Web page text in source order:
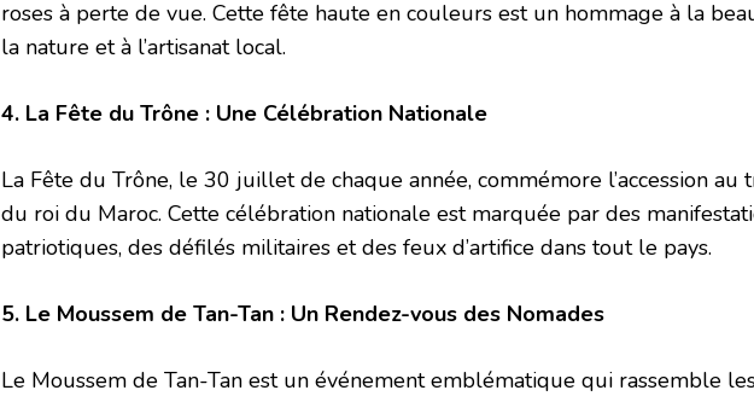
roses à perte de vue. Cette fête haute en couleurs est un hommage à la
la nature et à l’artisanat local.
4. La Fête du Trône : Une Célébration Nationale
La Fête du Trône, le 30 juillet de chaque année, commémore l’accession au
du roi du Maroc. Cette célébration nationale est marquée par des
patriotiques, des défilés militaires et des feux d’artifice dans tout le pays.
5. Le Moussem de Tan-Tan : Un Rendez-vous des Nomades
Le Moussem de Tan-Tan est un événement emblématique qui rassemble